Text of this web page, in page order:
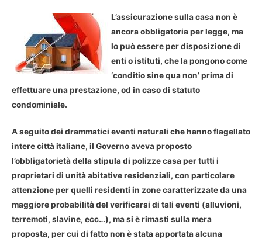
L’assicurazione sulla casa non è
ancora obbligatoria per legge, ma
lo può essere per disposizione di
enti o istituti, che la pongono come
‘conditio sine qua non’ prima di
effettuare una prestazione, od in caso di statuto
condominiale.
A seguito dei drammatici eventi naturali che hanno flagellato
intere città italiane, il Governo aveva proposto
l’obbligatorietà della stipula di polizze casa per tutti i
proprietari di unità abitative residenziali, con particolare
attenzione per quelli residenti in zone caratterizzate da una
maggiore probabilità del verificarsi di tali eventi (alluvioni,
terremoti, slavine, ecc…), ma si è rimasti sulla mera
proposta, per cui di fatto non è stata apportata alcuna